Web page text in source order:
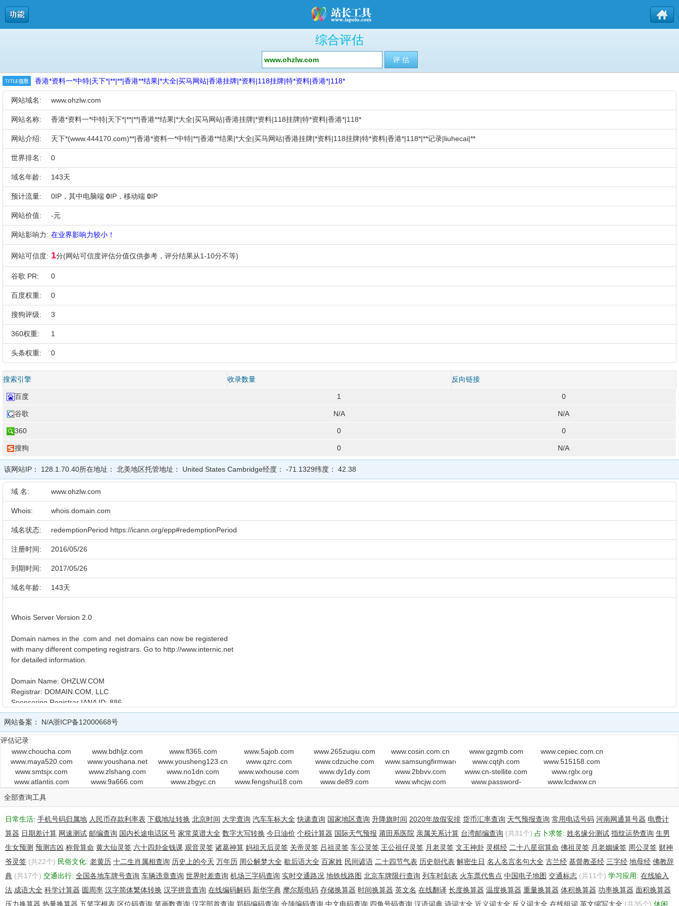
综合评估
香港*资料一*中特|天下*|**|**|香港**结果|*大全|买马网站|香港挂牌|*资料|118挂牌|特*资料|香港*|118*
网站域名: www.ohzlw.com
网站名称: 香港*资料一*中特|天下*|**|**|香港**结果|*大全|买马网站|香港挂牌|*资料|118挂牌|特*资料|香港*|118*
网站介绍: 天下*(www.444170.com)**|香港*资料一*中特|**|香港**结果|*大全|买马网站|香港挂牌|*资料|118挂牌|特*资料|香港*|118*|**记录|liuhecai|**
世界排名: 0
域名年龄: 143天
预计流量: 0IP，其中电脑端 0IP，移动端 0IP
网站价值: -元
网站影响力: 在业界影响力较小！
网站可信度: 1分(网站可信度评估分值仅供参考，评分结果从1-10分不等)
谷歌 PR: 0
百度权重: 0
搜狗评级: 3
360权重: 1
头条权重: 0
搜索引擎 收录数量 反向链接
百度 1 0
谷歌 N/A N/A
360 0 0
搜狗 0 N/A
该网站IP： 128.1.70.40所在地址： 北美地区托管地址： United States Cambridge经度： -71.1329纬度： 42.38
域 名: www.ohzlw.com
Whois: whois.domain.com
域名状态: redemptionPeriod https://icann.org/epp#redemptionPeriod
注册时间: 2016/05/26
到期时间: 2017/05/26
域名年龄: 143天
Whois Server Version 2.0
Domain names in the .com and .net domains can now be registered
with many different competing registrars. Go to http://www.internic.net
for detailed information.
Domain Name: OHZLW.COM
Registrar: DOMAIN.COM, LLC
Sponsoring Registrar IANA ID: 886
Whois Server: whois.domain.com
Referral URL: http://www.domain.com
Name Server: F1G1NS1.DNSPOD.NET
Name Server: F1G1NS2.DNSPOD.NET
Status: redemptionPeriod https://icann.org/epp#redemptionPeriod
Updated Date: 22-sep-2016
Creation Date: 26-may-2016
Expiration Date: 26-may-2017
>>> Last update of whois database: Sun, 16 Oct 2016 08:02:23 GMT <<<
For more information on Whois status codes, please visit https://icann.org/epp
NOTICE: The expiration date displayed in this record is the date the
registrar's sponsorship of the domain name registration in the registry is
currently set to expire. This date does not necessarily reflect the expiration
registrar. Users may consult the sponsoring registrar's Whois database to
view the registrar's reported date of expiration for this registration.
网站备案： N/A浙ICP备12000668号
评估记录
www.choucha.com
www.bdhljz.com www.fl365.com www.5ajob.com www.265zuqiu.com www.cosin.com.cn www.gzgmb.com
www.cepiec.com.cn
www.maya520.com
www.youshana.net www.yousheng123.cn www.qzrc.com www.cdzuche.com www.samsungfirmwareworld.comwww.cqtjh.com
www.515158.com
www.smtsjx.com
www.zlshang.com www.no1dn.com www.wxhouse.com www.dy1dy.com www.2bbvv.com www.cn-stellite.com
www.rglx.org
www.atlantis.com
www.9a666.com www.zbgyc.cn www.fengshui18.com www.de89.com www.whcjw.com
www.password-
www.lcdwxw.cn
全部查询工具
日常生活: 手机号码归属地 人民币存款利率表 下载地址转换 北京时间 大学查询 汽车车标大全 快递查询 国家地区查询 升降旗时间 2020年放假安排 货币汇率查询 天气预报查询 常用电话号码 河南网通算号器 电费计
算器 日期差计算 网速测试 邮编查询 国内长途电话区号 家常菜谱大全 数字大写转换 今日油价 个税计算器 国际天气预报 莆田系医院 亲属关系计算 台湾邮编查询 (共31个) 占卜求签: 姓名缘分测试 指纹运势查询 生男
生女预测 预测吉凶 称骨算命 黄大仙灵签 六十四卦金钱课 观音灵签 诸葛神算 妈祖天后灵签 关帝灵签 吕祖灵签 车公灵签 王公祖仔灵签 月老灵签 文王神卦 灵棋经 二十八星宿算命 佛祖灵签 月老姻缘签 周公灵签 财神
爷灵签 (共22个) 民俗文化: 老黄历 十二生肖属相查询 历史上的今天 万年历 周公解梦大全 歇后语大全 百家姓 民间谚语 二十四节气表 历史朝代表 解密生日 名人名言名句大全 古兰经 基督教圣经 三字经 地母经 佛教辞
典 (共17个) 交通出行: 全国各地车牌号查询 车辆违章查询 世界时差查询 机场三字码查询 实时交通路况 地铁线路图 北京车牌限行查询 列车时刻表 火车票代售点 中国电子地图 交通标志 (共11个) 学习应用: 在线输入
法 成语大全 科学计算器 圆周率 汉字简体繁体转换 汉字拼音查询 在线编码解码 新华字典 摩尔斯电码 存储换算器 时间换算器 英文名 在线翻译 长度换算器 温度换算器 重量换算器 体积换算器 功率换算器 面积换算器
压力换算器 热量换算器 五笔字根表 区位码查询 笔画数查询 汉字部首查询 郑码编码查询 仓颉编码查询 中文电码查询 四角号码查询 汉语词典 诗词大全 近义词大全 反义词大全 在线组词 英文缩写大全 (共35个) 休闲